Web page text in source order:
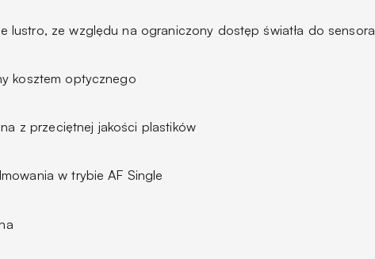
lustro, ze względu na ograniczony dostęp światła do sensora
kosztem optycznego
z przeciętnej jakości plastików
w trybie AF Single